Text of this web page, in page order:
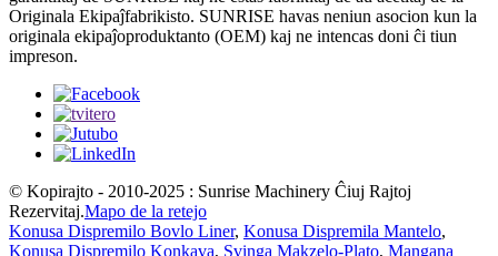
Originala Ekipaĵfabrikisto. SUNRISE havas neniun asocion kun la
originala ekipaĵoproduktanto (OEM) kaj ne intencas doni ĉi tiun
impreson.
© Kopirajto - 2010-2025 : Sunrise Machinery Ĉiuj Rajtoj
Rezervitaj.Mapo de la retejo
Konusa Dispremilo Bovlo Liner, Konusa Dispremila Mantelo,
Konusa Dispremilo Konkava, Svinga Makzelo-Plato, Mangana